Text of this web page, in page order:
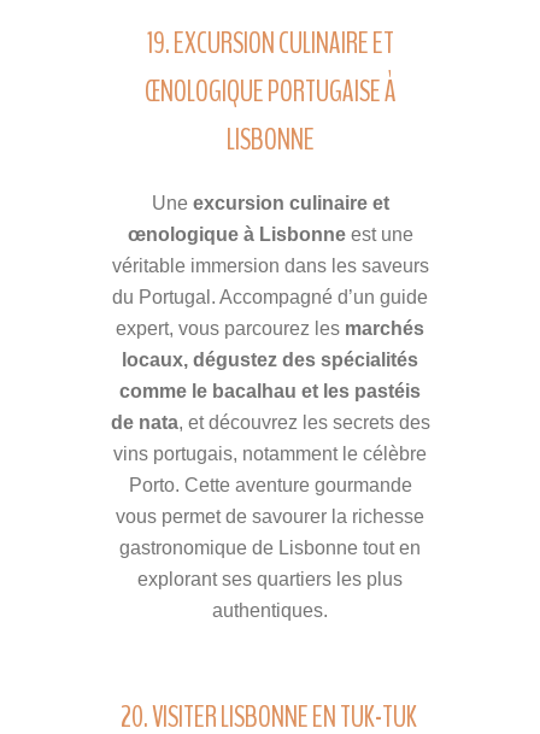
19. EXCURSION CULINAIRE ET
ŒNOLOGIQUE PORTUGAISE À
LISBONNE
Une excursion culinaire et
œnologique à Lisbonneest une
véritable immersion dans les saveurs
du Portugal. Accompagné d’un guide
expert, vous parcourez les marchés
locaux, dégustez des spécialités
comme le bacalhau et les pastéis
de nata, et découvrez les secrets des
vins portugais, notamment le célèbre
Porto. Cette aventure gourmande
vous permet de savourer la richesse
gastronomique de Lisbonne tout en
explorant ses quartiers les plus
authentiques.
20. VISITER LISBONNE EN TUK-TUK